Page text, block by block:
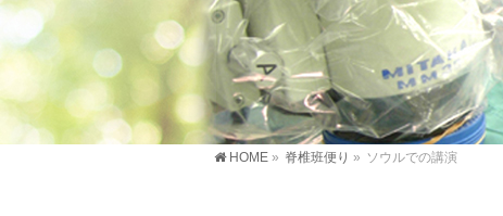
HOME » 脊椎班便り » ソウルでの講演